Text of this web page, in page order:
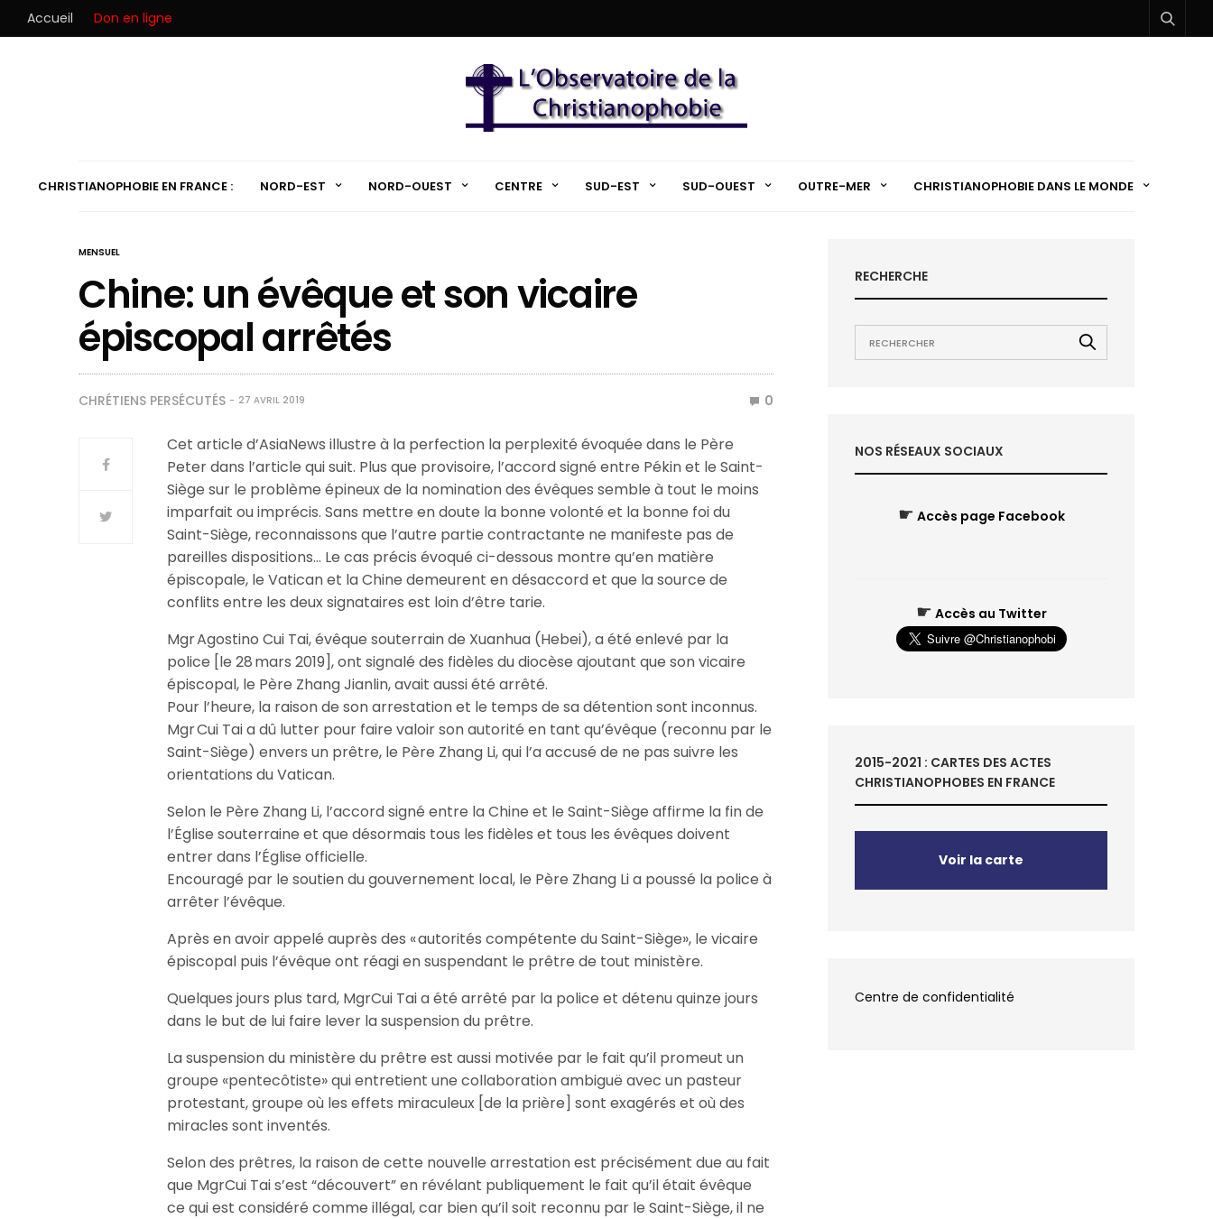
Accueil Don en ligne
CHRISTIANOPHOBIE EN FRANCE : NORD-EST NORD-OUEST CENTRE SUD-EST SUD-OUEST OUTRE-MER CHRISTIANOPHOBIE DANS LE MONDE
MENSUEL
Chine: un évêque et son vicaire
épiscopal arrêtés
CHRÉTIENS PERSÉCUTÉS 27 AVRIL 2019 0
Cet article d’AsiaNews illustre à la perfection la perplexité évoquée dans le Père
Peter dans l’article qui suit. Plus que provisoire, l’accord signé entre Pékin et le Saint-
Siège sur le problème épineux de la nomination des évêques semble à tout le moins
imparfait ou imprécis. Sans mettre en doute la bonne volonté et la bonne foi du
Saint-Siège, reconnaissons que l’autre partie contractante ne manifeste pas de
pareilles dispositions… Le cas précis évoqué ci-dessous montre qu’en matière
épiscopale, le Vatican et la Chine demeurent en désaccord et que la source de
conflits entre les deux signataires est loin d’être tarie.
Mgr Agostino Cui Tai, évêque souterrain de Xuanhua (Hebei), a été enlevé par la
police [le 28 mars 2019], ont signalé des fidèles du diocèse ajoutant que son vicaire
épiscopal, le Père Zhang Jianlin, avait aussi été arrêté.
Pour l’heure, la raison de son arrestation et le temps de sa détention sont inconnus.
Mgr Cui Tai a dû lutter pour faire valoir son autorité en tant qu’évêque (reconnu par le
Saint-Siège) envers un prêtre, le Père Zhang Li, qui l’a accusé de ne pas suivre les
orientations du Vatican.
Selon le Père Zhang Li, l’accord signé entre la Chine et le Saint-Siège affirme la fin de
l’Église souterraine et que désormais tous les fidèles et tous les évêques doivent
entrer dans l’Église officielle.
Encouragé par le soutien du gouvernement local, le Père Zhang Li a poussé la police à
arrêter l’évêque.
Après en avoir appelé auprès des « autorités compétente du Saint-Siège», le vicaire
épiscopal puis l’évêque ont réagi en suspendant le prêtre de tout ministère.
Quelques jours plus tard, MgrCui Tai a été arrêté par la police et détenu quinze jours
dans le but de lui faire lever la suspension du prêtre.
La suspension du ministère du prêtre est aussi motivée par le fait qu’il promeut un
groupe «pentecôtiste» qui entretient une collaboration ambiguë avec un pasteur
protestant, groupe où les effets miraculeux [de la prière] sont exagérés et où des
miracles sont inventés.
Selon des prêtres, la raison de cette nouvelle arrestation est précisément due au fait
que MgrCui Tai s’est “découvert” en révélant publiquement le fait qu’il était évêque
ce qui est considéré comme illégal, car bien qu’il soit reconnu par le Saint-Siège, il ne
RECHERCHE
NOS RÉSEAUX SOCIAUX
☛ Accès page Facebook
☛ Accès au Twitter
2015-2021 : CARTES DES ACTES
CHRISTIANOPHOBES EN FRANCE
Voir la carte
Centre de confidentialité